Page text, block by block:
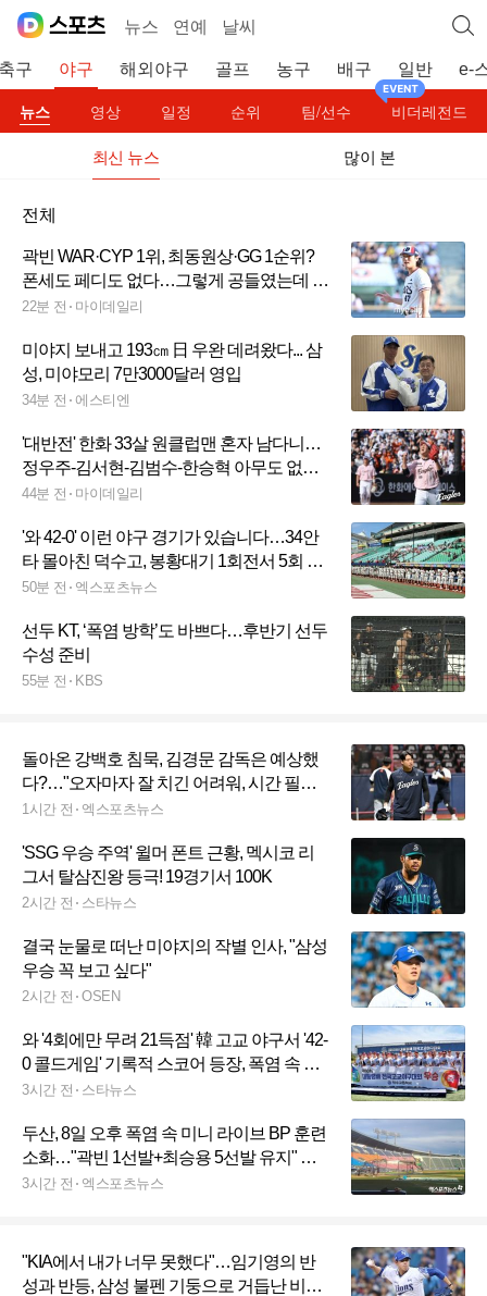
뉴스 연예 날씨
구 야구 해외야구 골프 농구 배구 일반 e-
뉴스 영상 일정 순위 팀/선수 비더레전드
최신 뉴스 많이 본
전체
곽빈 WAR·CYP 1위, 최동원상·GG 1순위?
폰세도 페디도 없다…그렇게 공들였는데 압
도적 외인투수 없다
22분 전 마이데일리
미야지 보내고 193㎝ 日 우완 데려왔다... 삼
성, 미야모리 7만3000달러 영입
34분 전 에스티엔
'대반전' 한화 33살 원클럽맨 혼자 남다니…
정우주-김서현-김범수-한승혁 아무도 없는
데, 김경문 믿음 "큰 탈 안 나면 계속 간다"
44분 전 마이데일리
'와 42-0' 이런 야구 경기가 있습니다…34안
타 몰아친 덕수고, 봉황대기 1회전서 5회 콜
드게임 승리
50분 전 엑스포츠뉴스
선두 KT, ‘폭염 방학’도 바쁘다…후반기 선두
수성 준비
55분 전 KBS
돌아온 강백호 침묵, 김경문 감독은 예상했
다?…"오자마자 잘 치긴 어려워, 시간 필요
하다"
1시간 전 엑스포츠뉴스
'SSG 우승 주역' 윌머 폰트 근황, 멕시코 리
그서 탈삼진왕 등극! 19경기서 100K
2시간 전 스타뉴스
결국 눈물로 떠난 미야지의 작별 인사, "삼성
우승 꼭 보고 싶다"
2시간 전 OSEN
와 '4회에만 무려 21득점' 韓 고교 야구서 '42-
0 콜드게임' 기록적 스코어 등장, 폭염 속 봉
황대기 1회전 실력차 절감
3시간 전 스타뉴스
두산, 8일 오후 폭염 속 미니 라이브 BP 훈련
소화…"곽빈 1선발+최승용 5선발 유지" 한
화→KIA 6연전 준비 [잠실 현장]
3시간 전 엑스포츠뉴스
"KIA에서 내가 너무 못했다"…임기영의 반
성과 반등, 삼성 불펜 기둥으로 거듭난 비결